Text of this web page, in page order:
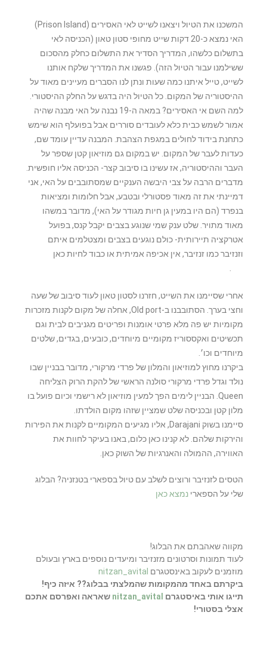
המשכנו את הטיול ויצאנו לשייט לאי האסירים (Prison Island)
האי נמצא כ-20 דקות שייט מחופי סטון טאון (הכניסה לאי
בתשלום כלשהו, המדריך הסדיר את התשלום כחלק מהסכום
ששילמנו עבור הטיול הזה). פגשנו את המדריך שלקח אותנו
לשייט, טייל איתנו כמה שעות ונתן לנו הסברים מעיינים מאוד על
ההיסטוריה של המקום. כל הטיול היה בדגש על החלק ההיסטורי.
למה השם אי האסירים? במאה ה-19 נבנה על האי מבנה שהיה
אמור לשמש כבית כלא לעובדים סוררים אבל בפועלף הוא שימש
כתחנת בידוד לחולים במגפת הצהבת. המבנה עדיין עומד שם,
כעדות לעבר של המקום. יש במקום גם מוזיאון קטן שספר על
העבר וההיסטוריה, אז עשינו בו סיבוב קצר- הכניסה אליו חופשית.
מדברים הרבה על צבי היבשה הענקיים שמסתובבים על האי, אני
דמיינתי את זה מאוד פסטורלי ובטבע, אבל חלומות ומציאות
בנפרד (הם היו במעין גן חיות מגודר על האי), מדובר במשהו
מאוד מתויר. שלט ענק שמי שנוגע בצבים יקבל קנס, בפועל
אטרקציה תיירותית- כולם נוגעים בצבים ומצטלמים איתם
וזנזיבר כמו זנזיבר, אין אכיפה אמיתית או כבוד לחיות כאן
.
אחרי שסיימנו את השייט, חזרנו לסטון טאון לעוד סיבוב של שעה
וחצי בערך. הסתובבנו ב-Old port, אחלה של מקום לקנות מזכרות
מקומיות יש פה מלא פרטי אומנות ופריטים מגניבים לבית וגם
תכשיטים ואקססוריז מקומיים מיוחדים, כובעים, בגדים, שלטים
מיוחדים וכו׳.
ביקרנו מחוץ למוזיאון והמלון של פרדי מרקורי, מדובר בבניין שבו
נולד וגדל פרדי מרקורי סולנה הראשי של להקת הרוק הצליחה
Queen. הבניין לימים הפך למעין מוזיאון לא רישמי וכיום פועל בו
מלון קטן ובכניסה שלט שמציין שזהו מקום הולדתו.
סיימנו בשוק Darajani, אליו מגיעים המקומיים לקנות את הפירות
והירקות שלהם. לא קנינו כאן כלום, באנו בעיקר לחוות את
האווירה, ההמולה והאנרגיות של השוק כאן.
הטסים לזנזיבר ורוצים לשלב עם טיול בספארי בטנזניה? הבלוג
שלי על הספארי נמצא כאן
מקווה שאהבתם את הבלוג!
לעוד תמונות וסרטונים מזנזיבר ומיעדים נוספים בארץ ובעולם
מוזמנים לעקוב באינסטגרם nitzan_avital
ביקרתם באחד מהמקומות שהמלצתי בבלוג?? איזה כיף!
תייגו אותי באיסטגרם nitzan_avital שאראה ואפרסם אתכם
אצלי בסטורי!